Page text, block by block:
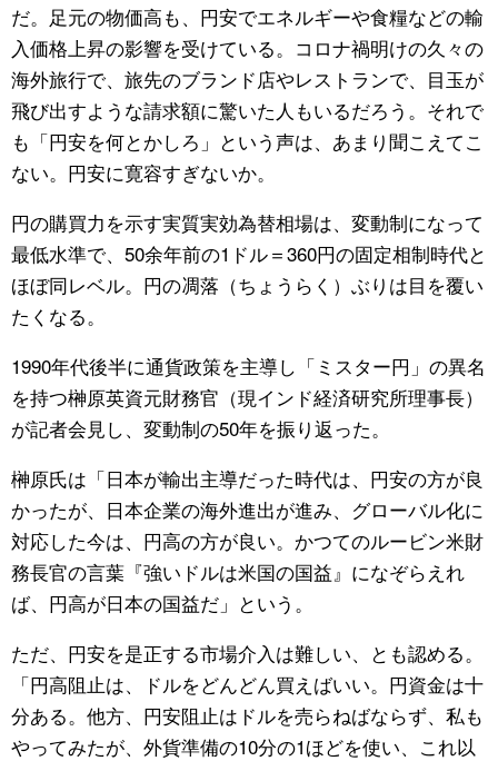
だ。足元の物価高も、円安でエネルギーや食糧などの輸
入価格上昇の影響を受けている。コロナ禍明けの久々の
海外旅行で、旅先のブランド店やレストランで、目玉が
飛び出すような請求額に驚いた人もいるだろう。それで
も「円安を何とかしろ」という声は、あまり聞こえてこ
ない。円安に寛容すぎないか。
円の購買力を示す実質実効為替相場は、変動制になって
最低水準で、50余年前の1ドル＝360円の固定相制時代と
ほぼ同レベル。円の凋落（ちょうらく）ぶりは目を覆い
たくなる。
1990年代後半に通貨政策を主導し「ミスター円」の異名
を持つ榊原英資元財務官（現インド経済研究所理事長）
が記者会見し、変動制の50年を振り返った。
榊原氏は「日本が輸出主導だった時代は、円安の方が良
かったが、日本企業の海外進出が進み、グローバル化に
対応した今は、円高の方が良い。かつてのルービン米財
務長官の言葉『強いドルは米国の国益』になぞらえれ
ば、円高が日本の国益だ」という。
ただ、円安を是正する市場介入は難しい、とも認める。
「円高阻止は、ドルをどんどん買えばいい。円資金は十
分ある。他方、円安阻止はドルを売らねばならず、私も
やってみたが、外貨準備の10分の1ほどを使い、これ以